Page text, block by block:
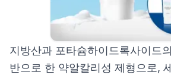
지방산과 포타슘하이드록사이드
반으로 한 약알칼리성 제형으로,